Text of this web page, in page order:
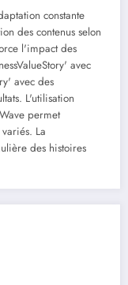
constante
des contenus selon
l'impact des
avec
avec des
L'utilisation
permet
La
des histoires